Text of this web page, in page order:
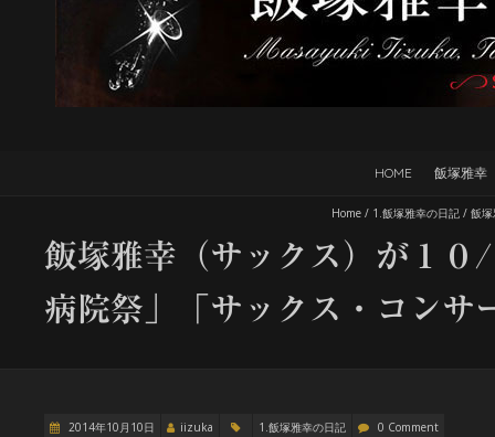
HOME 飯塚雅幸
Home / 1.飯塚雅幸の日記 / 飯
飯塚雅幸（サックス）が１０
病院祭」「サックス・コンサ
2014年10月10日 iizuka 1.飯塚雅幸の日記 0 Comment